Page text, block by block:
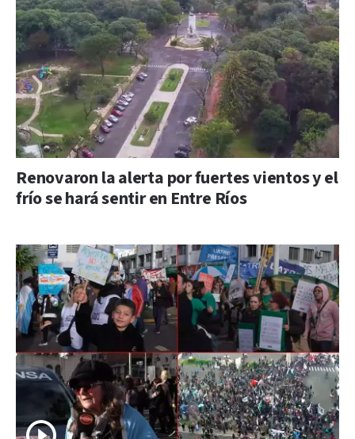
Renovaron la alerta por fuertes vientos y el
frío se hará sentir en Entre Ríos